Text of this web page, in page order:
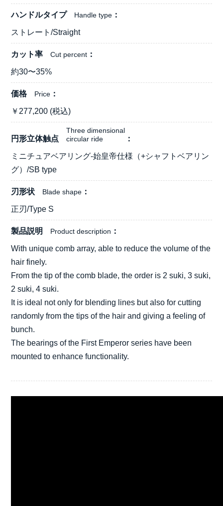
ハンドルタイプ Handle type
ストレート/Straight
カット率 Cut percent
約30〜35%
価格 Price
￥ 277,200 (税込)
円形立体触点
Three dimensional
circular ride
ミニチュアベアリング-始皇帝仕様（+シャフトベアリン
グ）/SB type
刃形状 Blade shape
正刃/Type S
製品説明 Product description
With unique comb array, able to reduce the volume of the
hair finely.
From the tip of the comb blade, the order is 2 suki, 3 suki,
2 suki, 4 suki.
It is ideal not only for blending lines but also for cutting
randomly from the tips of the hair and giving a feeling of
bunch.
The bearings of the First Emperor series have been
mounted to enhance functionality.